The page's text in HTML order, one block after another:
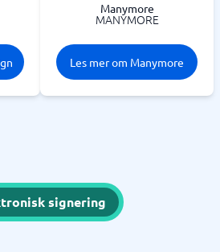
Manymore
MANYMORE
Les mer om Manymore
signering